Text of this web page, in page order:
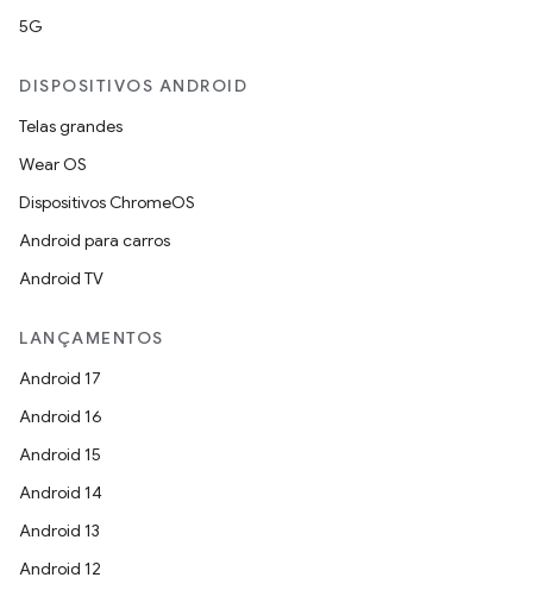
5G
DISPOSITIVOS ANDROID
Telas grandes
Wear OS
Dispositivos ChromeOS
Android para carros
Android TV
LANÇAMENTOS
Android 17
Android 16
Android 15
Android 14
Android 13
Android 12